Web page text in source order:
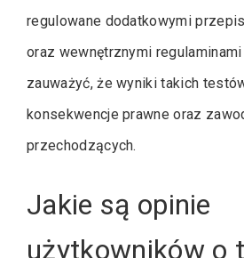
regulowane dodatkowymi
oraz wewnętrznymi
zauważyć, że wyniki takich
konsekwencje prawne oraz
przechodzących.
Jakie są opinie
użytkowników o